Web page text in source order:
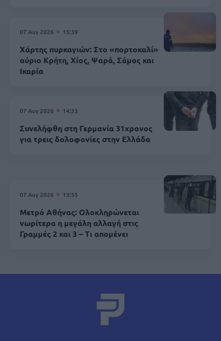
07 Αυγ 2026 15:39
Χάρτης πυρκαγιών: Στο «πορτοκαλί»
αύριο Κρήτη, Χίος, Ψαρά, Σάμος και
Ικαρία
07 Αυγ 2026 14:33
Συνελήφθη στη Γερμανία 31χρονος
για τρεις δολοφονίες στην Ελλάδα
07 Αυγ 2026 13:55
Μετρό Αθήνας: Ολοκληρώνεται
νωρίτερα η μεγάλη αλλαγή στις
Γραμμές 2 και 3 – Τι απομένει